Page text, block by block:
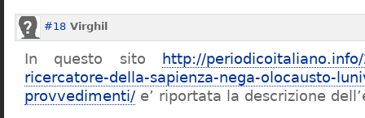
#18 Virghil
In questo sito
http://
ricercatore-della-sapienza-nega-olocausto-
provvedimenti/ e’ riportata la descrizione